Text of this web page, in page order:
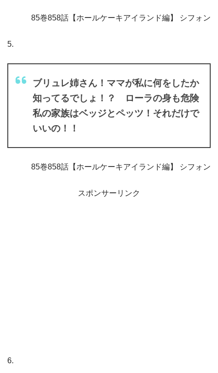
85巻858話【ホールケーキアイランド編】 シフォン
5.
ブリュレ姉さん！ママが私に何をしたか
知ってるでしょ！？ ローラの身も危険
私の家族はベッジとペッツ！それだけで
いいの！！
85巻858話【ホールケーキアイランド編】 シフォン
スポンサーリンク
6.